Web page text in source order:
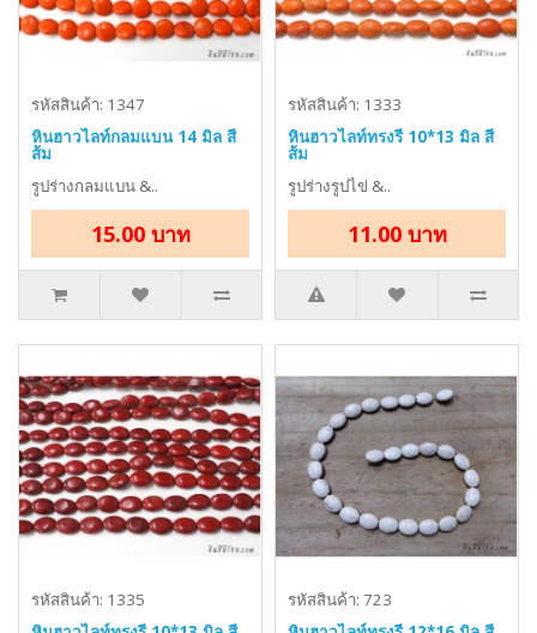
รหัสสินค้า: 1347
หินฮาวไลท์กลมแบน 14 มิล สี
ส้ม
รูปร่างกลมแบน &..
15.00 บาท
รหัสสินค้า: 1333
หินฮาวไลท์ทรงรี 10*13 มิล สี
ส้ม
รูปร่างรูปไข่ &..
11.00 บาท
รหัสสินค้า: 1335
รหัสสินค้า: 723